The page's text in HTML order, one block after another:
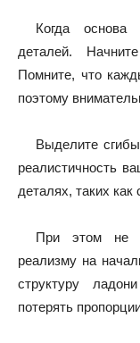
Когда основа
деталей.
Помните, что
поэтому
Выделите
реалистичность
деталях, таких как
При этом не
реализму на
структуру
потерять